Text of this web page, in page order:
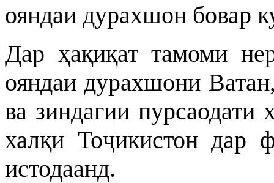
ояндаи дурахшон бовар
Дар ҳақиқат тамоми
ояндаи дурахшони
ва зиндагии
халқи Тоҷикистон дар
истодаанд.